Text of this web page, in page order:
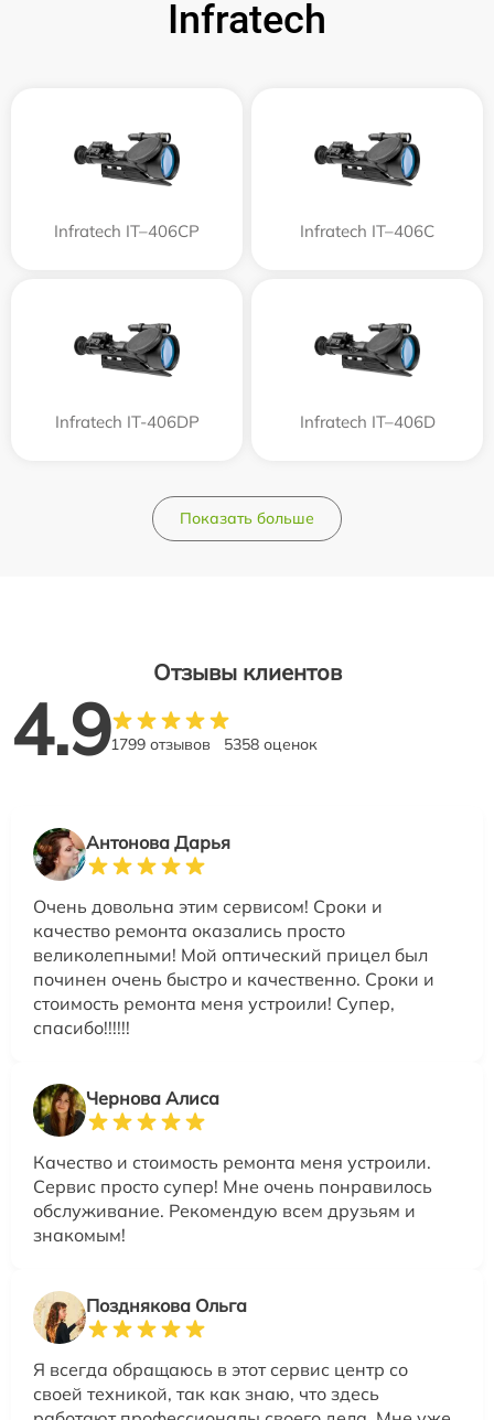
Infratech
Infratech IT–406СP Infratech IT–406С
Infratech IT-406DP Infratech IT–406D
Показать больше
Отзывы клиентов
4.91799 отзывов 5358 оценок
Антонова Дарья
Очень довольна этим сервисом! Сроки и
качество ремонта оказались просто
великолепными! Мой оптический прицел был
починен очень быстро и качественно. Сроки и
стоимость ремонта меня устроили! Супер,
спасибо!!!!!!
Чернова Алиса
Качество и стоимость ремонта меня устроили.
Сервис просто супер! Мне очень понравилось
обслуживание. Рекомендую всем друзьям и
знакомым!
Позднякова Ольга
Я всегда обращаюсь в этот сервис центр со
своей техникой, так как знаю, что здесь